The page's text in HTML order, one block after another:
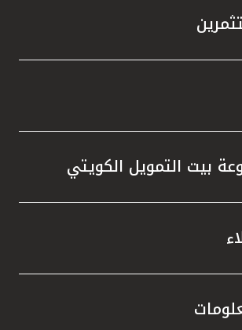
بيت التمويل الكويتي